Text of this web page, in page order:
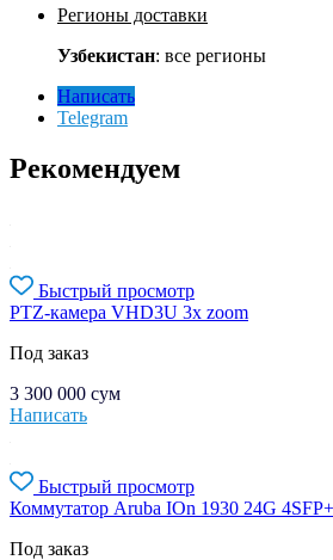
Регионы доставки
Узбекистан: все регионы
Написать
Telegram
Рекомендуем
Быстрый просмотр
PTZ-камера VHD3U 3x zoom
Под заказ
3 300 000 сум
Написать
Быстрый просмотр
Коммутатор Aruba IOn 1930 24G
Под заказ